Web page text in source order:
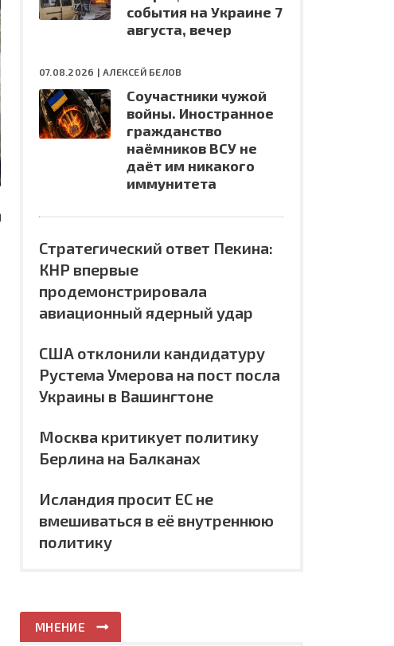
события на Украине 7
августа, вечер
07.08.2026 |АЛЕКСЕЙ БЕЛОВ
Соучастники чужой
войны. Иностранное
гражданство
наёмников ВСУ не
даёт им никакого
иммунитета
Стратегический ответ Пекина:
КНР впервые
продемонстрировала
авиационный ядерный удар
США отклонили кандидатуру
Рустема Умерова на пост посла
Украины в Вашингтоне
Москва критикует политику
Берлина на Балканах
Исландия просит ЕС не
вмешиваться в её внутреннюю
политику
МНЕНИЕ